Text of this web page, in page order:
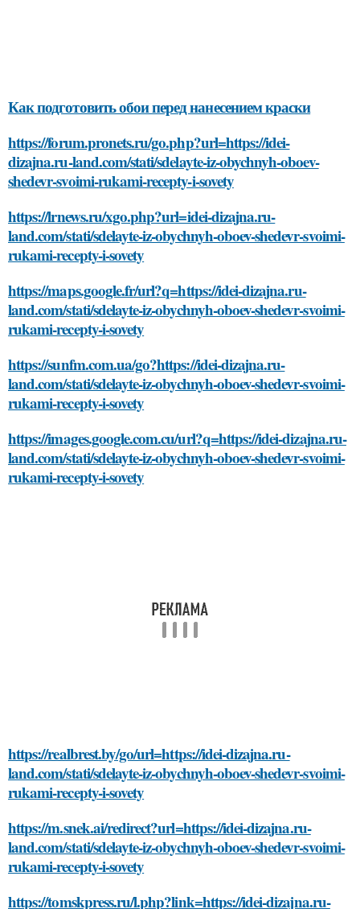
Как подготовить обои перед нанесением краски
https://forum.pronets.ru/go.php?url=https://idei-
dizajna.ru-land.com/stati/sdelayte-iz-obychnyh-oboev-
shedevr-svoimi-rukami-recepty-i-sovety
https://lrnews.ru/xgo.php?url=idei-dizajna.ru-
land.com/stati/sdelayte-iz-obychnyh-oboev-shedevr-svoimi-
rukami-recepty-i-sovety
https://maps.google.fr/url?q=https://idei-dizajna.ru-
land.com/stati/sdelayte-iz-obychnyh-oboev-shedevr-svoimi-
rukami-recepty-i-sovety
https://sunfm.com.ua/go?https://idei-dizajna.ru-
land.com/stati/sdelayte-iz-obychnyh-oboev-shedevr-svoimi-
rukami-recepty-i-sovety
https://images.google.com.cu/url?q=https://idei-dizajna.ru-
land.com/stati/sdelayte-iz-obychnyh-oboev-shedevr-svoimi-
rukami-recepty-i-sovety
https://realbrest.by/go/url=https://idei-dizajna.ru-
land.com/stati/sdelayte-iz-obychnyh-oboev-shedevr-svoimi-
rukami-recepty-i-sovety
https://m.snek.ai/redirect?url=https://idei-dizajna.ru-
land.com/stati/sdelayte-iz-obychnyh-oboev-shedevr-svoimi-
rukami-recepty-i-sovety
https://tomskpress.ru/l.php?link=https://idei-dizajna.ru-